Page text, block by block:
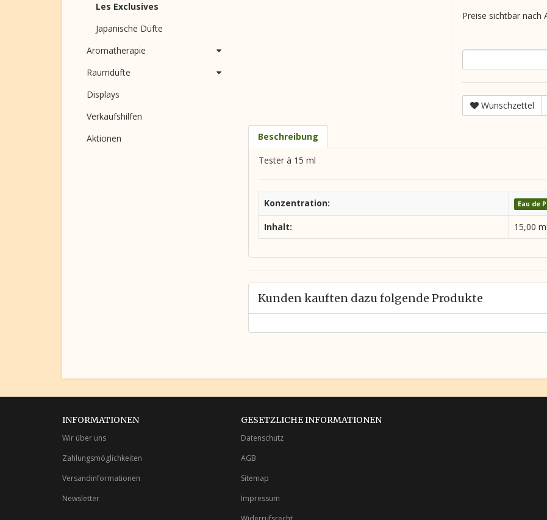
Preise sichtbar nach
Wunschzettel
Beschreibung
Tester à 15 ml
Konzentration: Eau de
Inhalt: 15,00 ml
Kunden kauften dazu folgende Produkte
Les Exclusives
Japanische Düfte
Aromatherapie
Raumdüfte
Displays
Verkaufshilfen
Aktionen
INFORMATIONEN
Wir über uns
Zahlungsmöglichkeiten
Versandinformationen
Newsletter
GESETZLICHE INFORMATIONEN
Datenschutz
AGB
Sitemap
Impressum